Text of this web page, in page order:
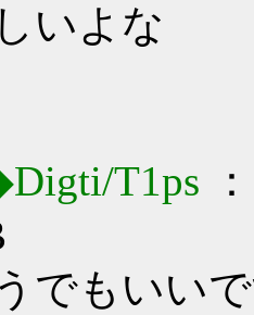
いよな
T1ps
でもいい